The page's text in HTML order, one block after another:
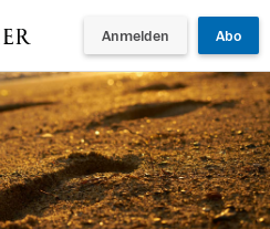
Anmelden Abo